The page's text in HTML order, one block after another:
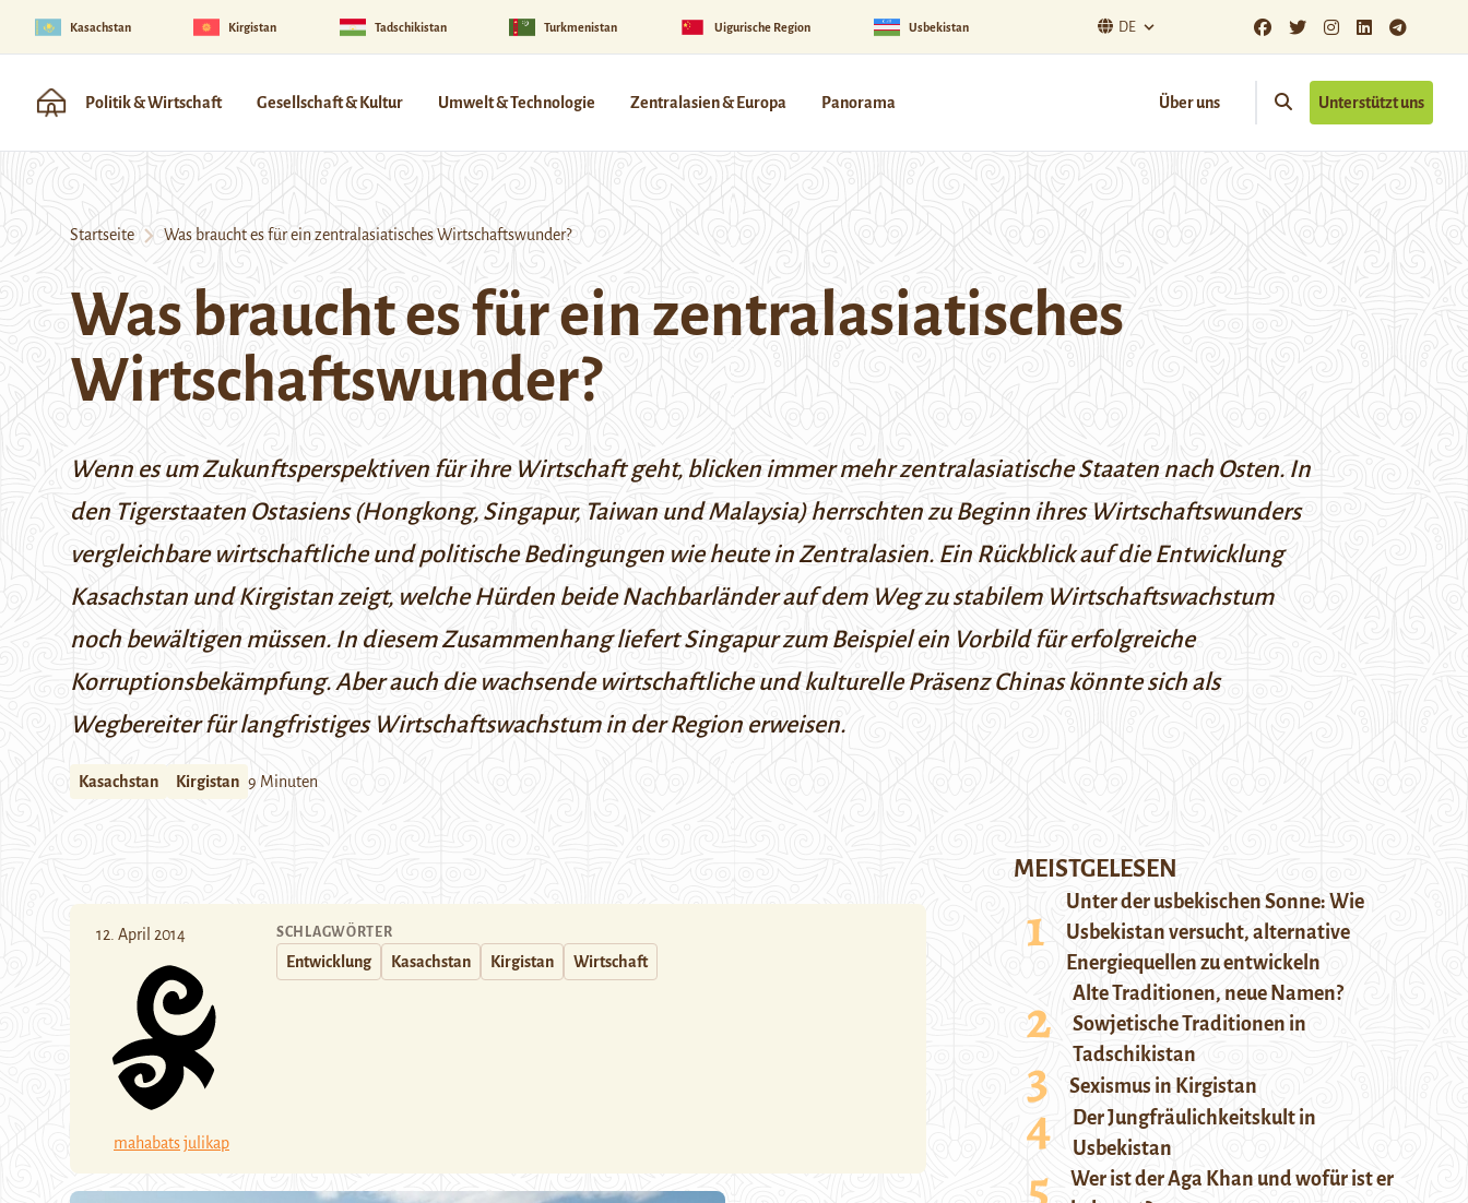
Kasachstan Kirgistan Tadschikistan Turkmenistan Uigurische Region Usbekistan DE
Politik & Wirtschaft Gesellschaft & Kultur Umwelt & Technologie Zentralasien & Europa Panorama Über uns Unterstützt uns
Startseite Was braucht es für ein zentralasiatisches Wirtschaftswunder?
Was braucht es für ein zentralasiatisches
Wirtschaftswunder?
Wenn es um Zukunftsperspektiven für ihre Wirtschaft geht, blicken immer mehr zentralasiatische Staaten nach Osten. In
den Tigerstaaten Ostasiens (Hongkong, Singapur, Taiwan und Malaysia) herrschten zu Beginn ihres Wirtschaftswunders
vergleichbare wirtschaftliche und politische Bedingungen wie heute in Zentralasien. Ein Rückblick auf die Entwicklung
Kasachstan und Kirgistan zeigt, welche Hürden beide Nachbarländer auf dem Weg zu stabilem Wirtschaftswachstum
noch bewältigen müssen. In diesem Zusammenhang liefert Singapur zum Beispiel ein Vorbild für erfolgreiche
Korruptionsbekämpfung. Aber auch die wachsende wirtschaftliche und kulturelle Präsenz Chinas könnte sich als
Wegbereiter für langfristiges Wirtschaftswachstum in der Region erweisen.
Kasachstan Kirgistan 9 Minuten
12. April 2014
mahabatsjulikap
SCHLAGWÖRTER
Entwicklung Kasachstan Kirgistan Wirtschaft
MEISTGELESEN
Unter der usbekischen Sonne: Wie
Usbekistan versucht, alternative
Energiequellen zu entwickeln
Alte Traditionen, neue Namen?
Sowjetische Traditionen in
Tadschikistan
Sexismus in Kirgistan
Der Jungfräulichkeitskult in
Usbekistan
Wer ist der Aga Khan und wofür ist er